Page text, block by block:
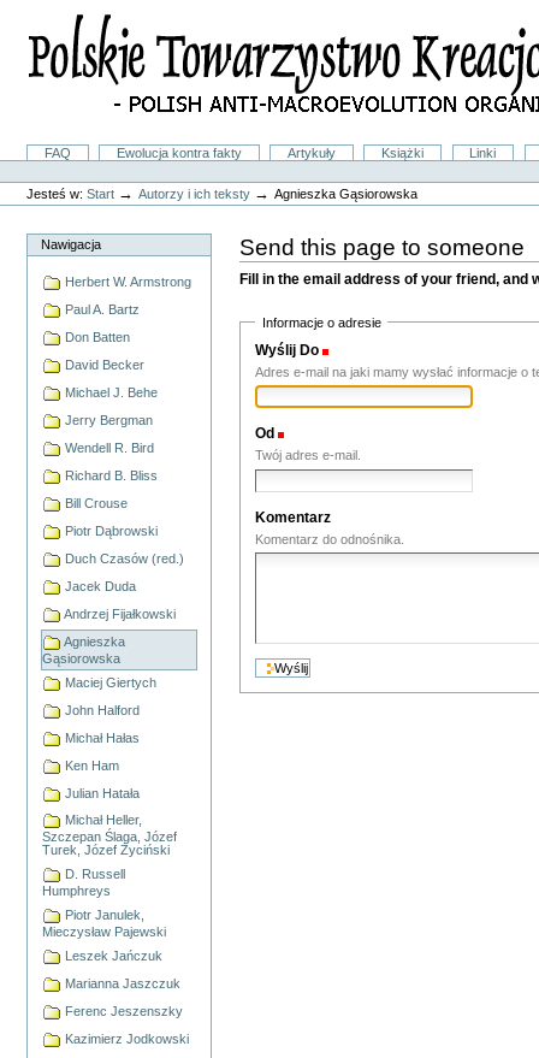
skróty
nawigacji
FAQ Ewolucja kontra fakty Artykuły Książki
Linki
Narzędzia
osobiste
Jesteś w: Start →Autorzy i ich teksty →Agnieszka Gąsiorowska
Nawigacja
Herbert W. Armstrong
Paul A. Bartz
Don Batten
David Becker
Michael J. Behe
Jerry Bergman
Wendell R. Bird
Richard B. Bliss
Bill Crouse
Piotr Dąbrowski
Duch Czasów (red.)
Jacek Duda
Andrzej Fijałkowski
Agnieszka
Gąsiorowska
Maciej Giertych
John Halford
Michał Hałas
Ken Ham
Julian Hatała
Michał Heller,
Szczepan Ślaga, Józef
Turek, Józef Życiński
D. Russell
Humphreys
Piotr Janulek,
Mieczysław Pajewski
Leszek Jańczuk
Marianna Jaszczuk
Ferenc Jeszenszky
Kazimierz Jodkowski
Send this page to someone
Fill in the email address of your friend, and
Informacje o adresie
Wyślij Do
Adres e-mail na jaki mamy wysłać informacje o
Od
Twój adres e-mail.
Komentarz
Komentarz do odnośnika.